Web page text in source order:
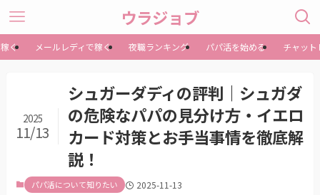
ウラジョブ
ぐ メールレディで稼ぐ 夜職ランキング パパ活を始める チャット
シュガーダディの評判｜シュガダ
の危険なパパの見分け方・イエロ
カード対策とお手当事情を徹底解
説！
2025
11/13
パパ活について知りたい 2025-11-13